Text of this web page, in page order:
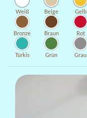
Weiß Beige Gelb
Bronze Braun Rot
Türkis Grün Grau